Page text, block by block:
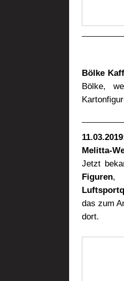
Bölke
Bölke,
Melitta-
Jetzt
Figuren,
das zum
dort.